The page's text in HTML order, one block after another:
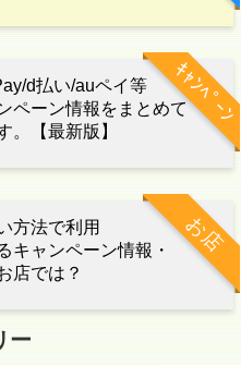
ｷｬﾝﾍﾟｰﾝ
d払い/auペイ等
ペーン情報をまとめて
。【最新版】
お店
方法で利用
キャンペーン情報・
店では？
ー